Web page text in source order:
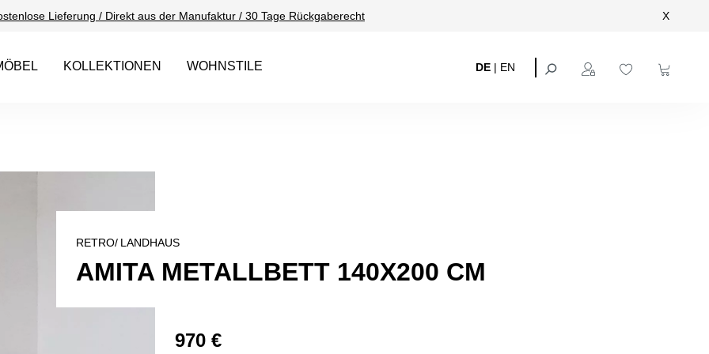
Lieferung / Direkt aus der Manufaktur / 30 Tage Rückgaberecht X
KOLLEKTIONEN WOHNSTILE DE | EN
RETRO/ LANDHAUS
AMITA METALLBETT 140X200 CM
970 €